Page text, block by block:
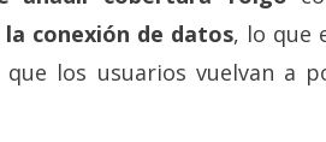
conexión de datos, lo que
los usuarios vuelvan a